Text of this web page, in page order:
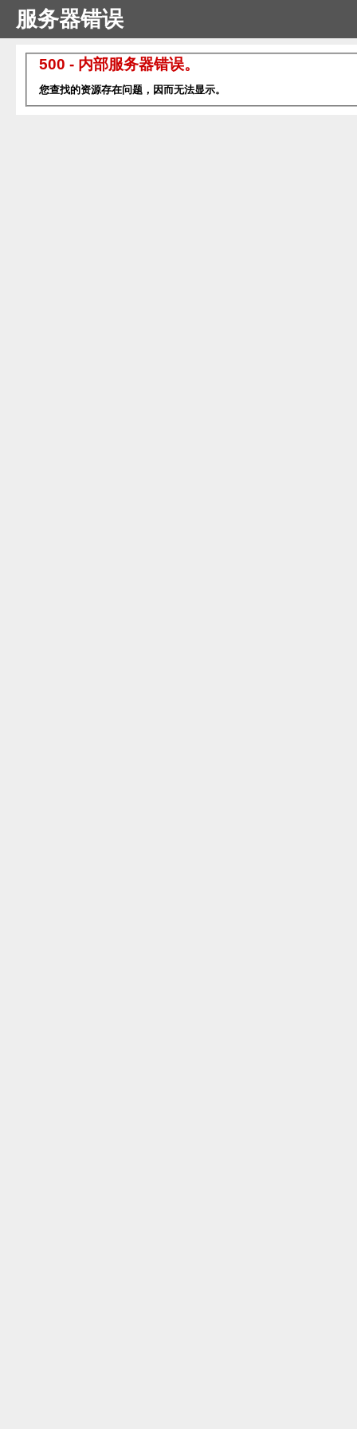
服务器错误
500 - 内部服务器错误。
您查找的资源存在问题，因而无法显示。